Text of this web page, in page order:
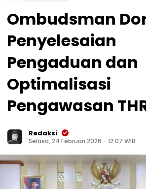
Ombudsman
Penyelesaian
Pengaduan dan
Optimalisasi
Pengawasan
Redaksi
Selasa, 24 Februari 2026 - 12:07 WIB